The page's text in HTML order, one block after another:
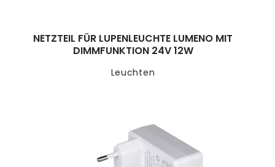
Leuchten
NETZTEIL FÜR LUPENLEUCHTE LUMENO MIT
DIMMFUNKTION 24V 12W